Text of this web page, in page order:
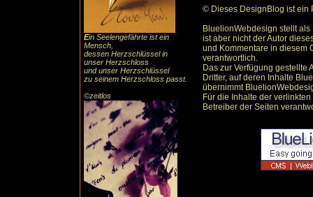
Ein Seelengefährte ist ein
Mensch,
dessen Herzschlüssel in
unser Herzschloss
und unser Herzschlüssel
zu seinem Herzschloss passt.
©zeitlos
© Dieses DesignBlog ist ein
BluelionWebdesign stellt
ist aber nicht der Autor
und Kommentare in diesem
verantwortlich.
Das zur Verfügung gestellte
Dritter, auf deren Inhalte
übernimmt
Für die Inhalte der
Betreiber der Seiten